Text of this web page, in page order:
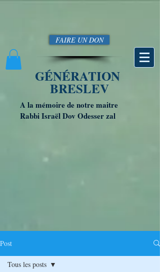
FAIRE UN DON
GÉNÉRATION
BRESLEV
A la mémoire de notre maitre
Rabbi Israël Dov Odesser zal
Post
Tous les posts